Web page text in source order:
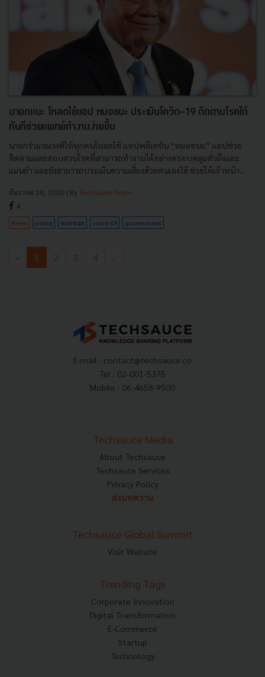
นายกแนะ โหลดใช้แอป หมอชนะ ประเมินโควิด-19 ติดตามโรคได้
ทันทีช่วยแพทย์ทำงานง่ายขึ้น
นายกร่วมรณรงค์ให้ทุกคนโหลดใช้ แอปพลิเคชัน “หมอชนะ” แอปช่วย
ติดตามและสอบสวนโรคที่สามารถทำงานได้อย่างครอบคลุมทั่วถึงและ
แม่นยำ และยังสามารถประเมินความเสี่ยงด้วยตนเองได้ ช่วยให้เจ้าหน้า...
ธันวาคม 28, 2020 | By Techsauce Team
4
News policy หมอชนะ covid-19 government
‹ 1 2 3 4 ›
E-mail : contact@techsauce.co
Tel : 02-001-5375
Mobile : 06-4658-9500
Techsauce Media
About Techsauce
Techsauce Services
Privacy Policy
ส่งบทความ
Techsauce Global Summit
Visit Website
Trending Tags
Corporate Innovation
Digital Transformation
E-Commerce
Startup
Technology